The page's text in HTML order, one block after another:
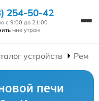
254-50-42
с 9:00 до 21:00
мне утром
устройств
печи